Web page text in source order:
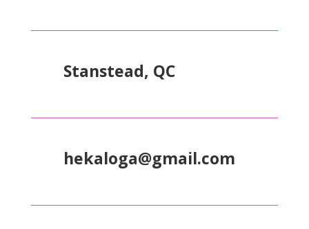
Stanstead, QC
hekaloga@gmail.com